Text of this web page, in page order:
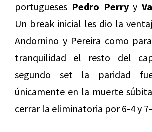
portugueses Pedro Perryy
Un break inicial les dio la
Andornino y Pereira como
tranquilidad el resto del
segundo set la paridad
únicamente en la muerte
cerrar la eliminatoria por 6-4 y